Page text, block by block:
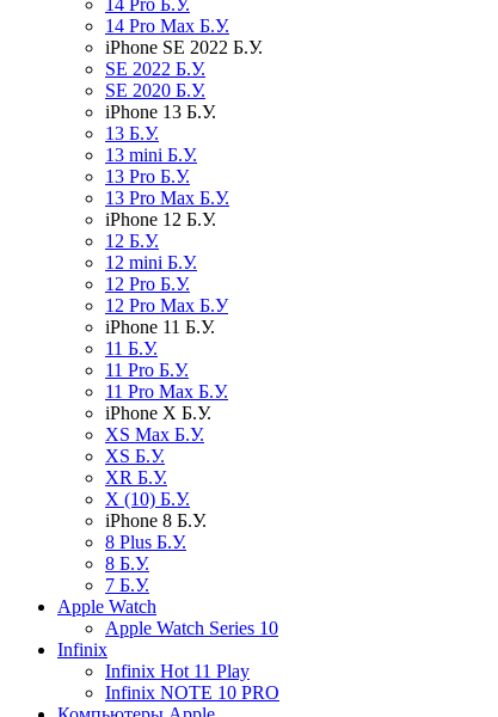
14 Pro Б.У.
14 Pro Max Б.У.
iPhone SE 2022 Б.У.
SE 2022 Б.У.
SE 2020 Б.У.
iPhone 13 Б.У.
13 Б.У.
13 mini Б.У.
13 Pro Б.У.
13 Pro Max Б.У.
iPhone 12 Б.У.
12 Б.У.
12 mini Б.У.
12 Pro Б.У.
12 Pro Max Б.У
iPhone 11 Б.У.
11 Б.У.
11 Pro Б.У.
11 Pro Max Б.У.
iPhone X Б.У.
XS Max Б.У.
XS Б.У.
XR Б.У.
X (10) Б.У.
iPhone 8 Б.У.
8 Plus Б.У.
8 Б.У.
7 Б.У.
Apple Watch
Apple Watch Series 10
Infinix
Infinix Hot 11 Play
Infinix NOTE 10 PRO